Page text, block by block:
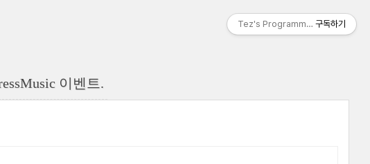
이벤트.
Tez's Programming & IT
구독하기